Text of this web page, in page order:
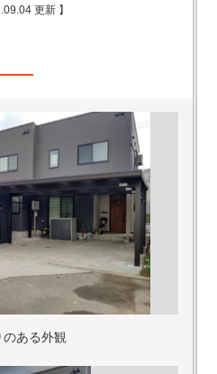
更新 】
ある外観